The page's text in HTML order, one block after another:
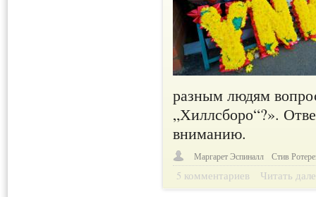
разным людям
„Хиллсборо“?».
вниманию.
Маргарет Эспиналл Стив
5 комментариев Читать